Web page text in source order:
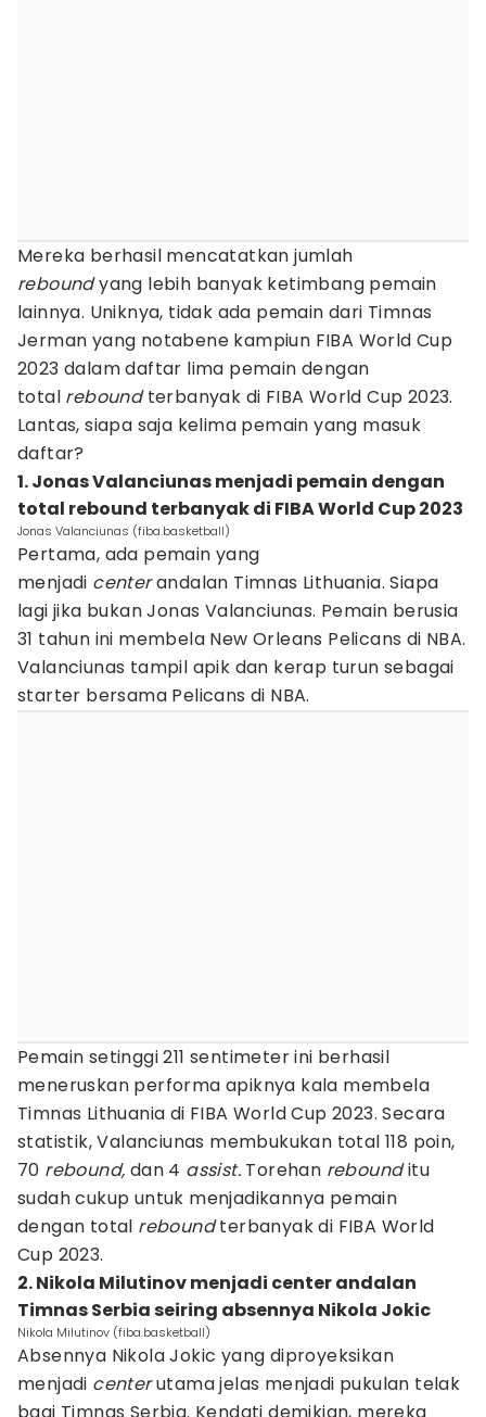
Mereka berhasil mencatatkan jumlah
reboundyang lebih banyak ketimbang pemain
lainnya. Uniknya, tidak ada pemain dari Timnas
Jerman yang notabene kampiun FIBA World Cup
2023 dalam daftar lima pemain dengan
total reboundterbanyak di FIBA World Cup 2023.
Lantas, siapa saja kelima pemain yang masuk
daftar?
1. Jonas Valanciunas menjadi pemain dengan
total rebound terbanyak di FIBA World Cup 2023
Jonas Valanciunas (fiba.basketball)
Pertama, ada pemain yang
menjadi centerandalan Timnas Lithuania. Siapa
lagi jika bukan Jonas Valanciunas. Pemain berusia
31 tahun ini membela New Orleans Pelicans di NBA.
Valanciunas tampil apik dan kerap turun sebagai
starter bersama Pelicans di NBA.
Pemain setinggi 211 sentimeter ini berhasil
meneruskan performa apiknya kala membela
Timnas Lithuania di FIBA World Cup 2023. Secara
statistik, Valanciunas membukukan total 118 poin,
70 rebound, dan 4 assist. Torehan rebounditu
sudah cukup untuk menjadikannya pemain
dengan total reboundterbanyak di FIBA World
Cup 2023.
2. Nikola Milutinov menjadi center andalan
Timnas Serbia seiring absennya Nikola Jokic
Nikola Milutinov (fiba.basketball)
Absennya Nikola Jokic yang diproyeksikan
menjadi centerutama jelas menjadi pukulan telak